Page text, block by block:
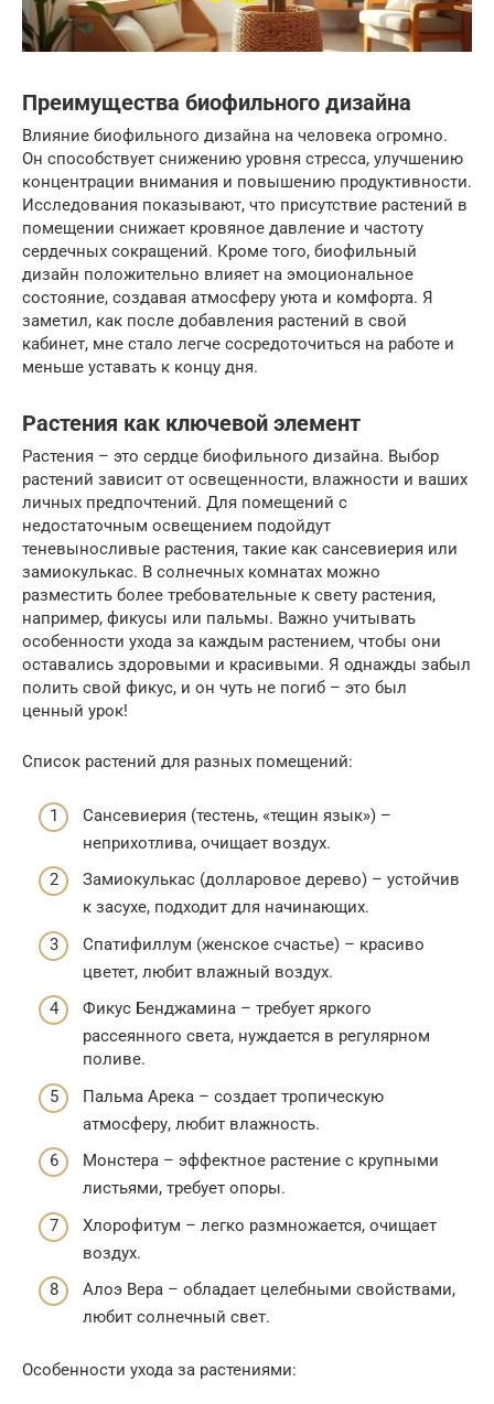
Преимущества биофильного дизайна
Влияние биофильного дизайна на человека огромно.
Он способствует снижению уровня стресса, улучшению
концентрации внимания и повышению продуктивности.
Исследования показывают, что присутствие растений в
помещении снижает кровяное давление и частоту
сердечных сокращений. Кроме того, биофильный
дизайн положительно влияет на эмоциональное
состояние, создавая атмосферу уюта и комфорта. Я
заметил, как после добавления растений в свой
кабинет, мне стало легче сосредоточиться на работе и
меньше уставать к концу дня.
Растения как ключевой элемент
Растения – это сердце биофильного дизайна. Выбор
растений зависит от освещенности, влажности и ваших
личных предпочтений. Для помещений с
недостаточным освещением подойдут
теневыносливые растения, такие как сансевиерия или
замиокулькас. В солнечных комнатах можно
разместить более требовательные к свету растения,
например, фикусы или пальмы. Важно учитывать
особенности ухода за каждым растением, чтобы они
оставались здоровыми и красивыми. Я однажды забыл
полить свой фикус, и он чуть не погиб – это был
ценный урок!
Список растений для разных помещений:
Сансевиерия (тестень, «тещин язык») –
неприхотлива, очищает воздух.
Замиокулькас (долларовое дерево) – устойчив
к засухе, подходит для начинающих.
Спатифиллум (женское счастье) – красиво
цветет, любит влажный воздух.
Фикус Бенджамина – требует яркого
рассеянного света, нуждается в регулярном
поливе.
Пальма Арека – создает тропическую
атмосферу, любит влажность.
Монстера – эффектное растение с крупными
листьями, требует опоры.
Хлорофитум – легко размножается, очищает
воздух.
Алоэ Вера – обладает целебными свойствами,
любит солнечный свет.
Особенности ухода за растениями: